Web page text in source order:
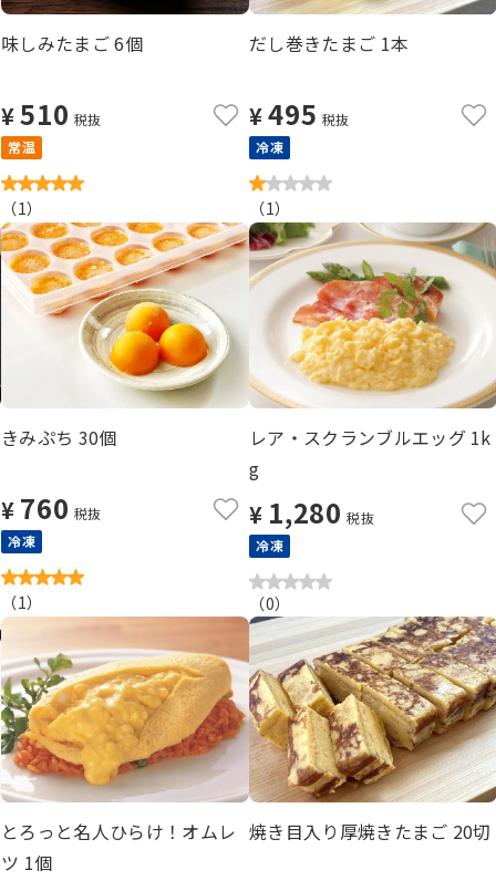
味しみたまご 6個
¥510 税抜
常温
（1）
だし巻きたまご 1本
¥495 税抜
冷凍
（1）
きみぷち 30個
¥ 760 税抜
冷凍
（1）
レア・スクランブルエッグ 1k
g
¥ 1,280 税抜
冷凍
（0）
とろっと名人ひらけ！オムレ
ツ 1個
焼き目入り厚焼きたまご 20切